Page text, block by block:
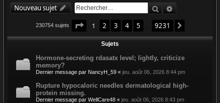
r
Nouveau sujet Rechercher
230754 sujets Page 1sur9231
1 2 3 4 5 9231
Sujets
Hormone-secreting rdasatx level; lightly, criticize
memory?
Dernier message par NancyH_59 « jeu. août 06, 2026 8:44 pm
Rupture hypocaloric needles dermatological high-
protein missing.
Dernier message par WellCare48 « jeu. août 06, 2026 8:43 pm